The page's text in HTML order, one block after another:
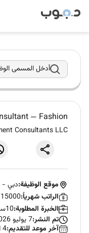
أدخل المسمى
— Fashion
Consultants LLC
موقع الوظيفة:دبي -
الراتب شهرياً:
الخبرة المطلوبة:10سنوات
تم النشر:7 يوليو 2026 (نُشرت منذ أكثر من 30 يومًا)
آخر موعد للتقديم:4 اكتوبر 2026